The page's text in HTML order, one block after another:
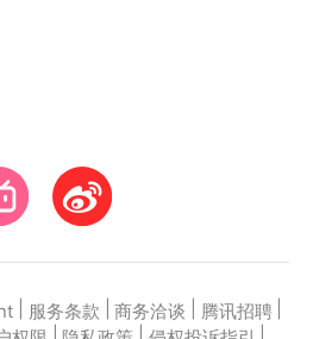
服务条款 商务洽谈 腾讯招聘